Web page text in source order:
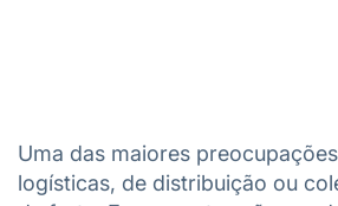
Uma das maiores
logísticas, de distribuição ou